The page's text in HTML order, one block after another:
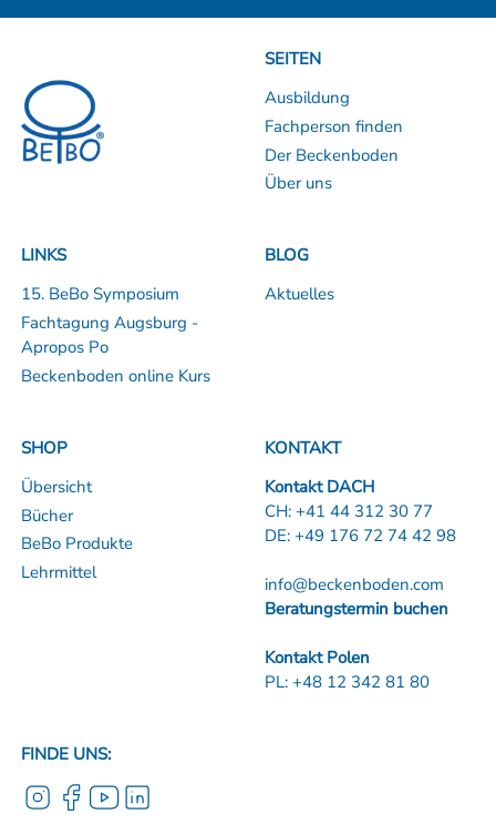
SEITEN
Ausbildung
Fachperson finden
Der Beckenboden
Über uns
LINKS
15. BeBo Symposium
Fachtagung Augsburg -
Apropos Po
Beckenboden online Kurs
BLOG
Aktuelles
SHOP
Übersicht
Bücher
BeBo Produkte
Lehrmittel
KONTAKT
Kontakt DACH
CH: +41 44 312 30 77
DE: +49 176 72 74 42 98
info@beckenboden.com
Beratungstermin buchen
Kontakt Polen
PL: +48 12 342 81 80
FINDE UNS: